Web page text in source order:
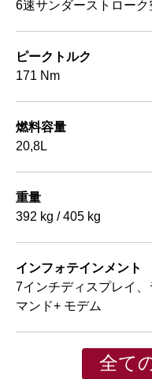
6速サンダーストロー
ピークトルク
171 Nm
燃料容量
20,8L
重量
392 kg / 405 kg
インフォテインメント
7インチディスプレイ
マンド+ モデム
全て